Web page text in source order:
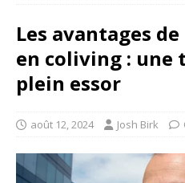
Les avantages
en coliving : une
plein essor
août 12, 2024 Josh Birk